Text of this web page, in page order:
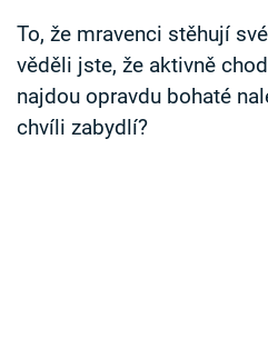
Sledujte nás
To, že mravenci stěhují
věděli jste, že aktivně
najdou opravdu bohaté
chvíli zabydlí?